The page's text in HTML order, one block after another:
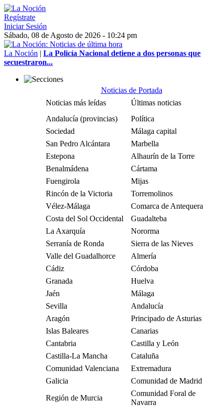
Regístrate
Iniciar Sesión
Sábado, 08 de Agosto de 2026 - 10:24 pm
La Noción | La Policía Nacional detiene a dos personas que
secuestraron...
Noticias de Portada
Noticias más leídas
Últimas noticias
Andalucía (provincias)
Política
Sociedad
Málaga capital
San Pedro Alcántara
Marbella
Estepona
Alhaurín de la Torre
Benalmádena
Cártama
Fuengirola
Mijas
Rincón de la Victoria
Torremolinos
Vélez-Málaga
Comarca de Antequera
Costa del Sol Occidental
Guadalteba
La Axarquía
Nororma
Serranía de Ronda
Sierra de las Nieves
Valle del Guadalhorce
Almería
Cádiz
Córdoba
Granada
Huelva
Jaén
Málaga
Sevilla
Andalucía
Aragón
Principado de Asturias
Islas Baleares
Canarias
Cantabria
Castilla y León
Castilla-La Mancha
Cataluña
Comunidad Valenciana
Extremadura
Galicia
Comunidad de Madrid
Región de Murcia
Comunidad Foral de
Navarra